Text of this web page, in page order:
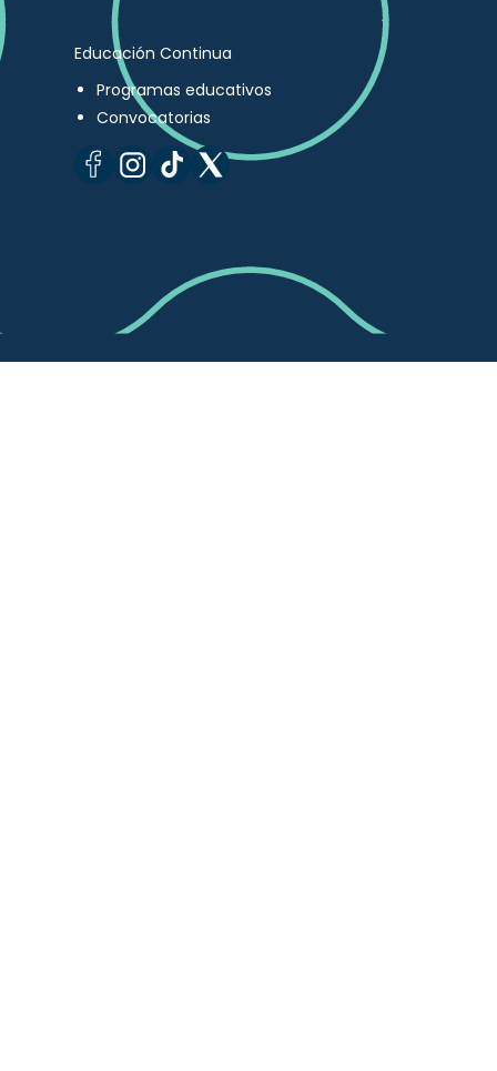
Educación Continua
Programas educativos
Convocatorias